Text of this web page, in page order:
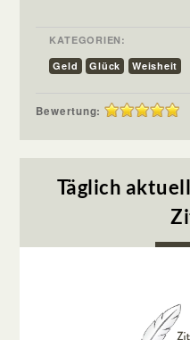
KATEGORIEN:
Geld
Glück Weisheit
Bewertung: